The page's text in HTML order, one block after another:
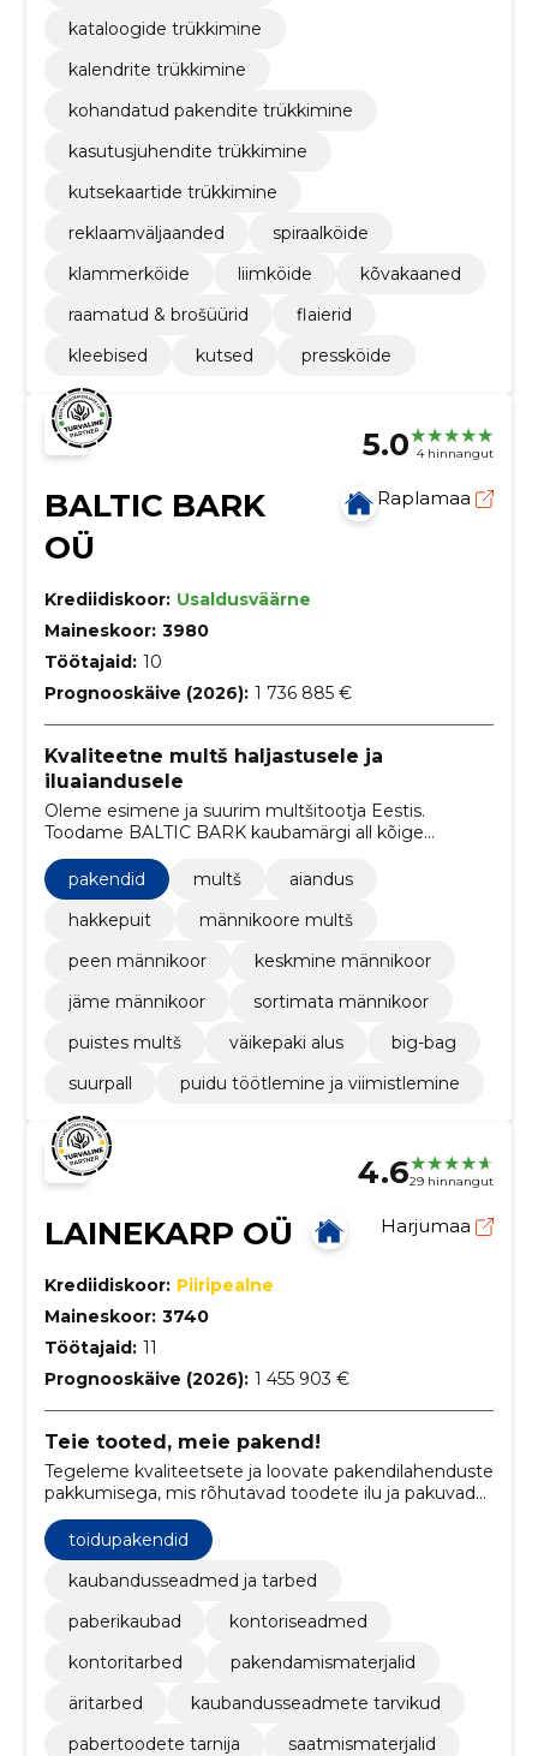
kataloogide trükkimine
kalendrite trükkimine
kohandatud pakendite trükkimine
kasutusjuhendite trükkimine
kutsekaartide trükkimine
reklaamväljaanded
spiraalköide
klammerköide
liimköide
kõvakaaned
raamatud & brošüürid
flaierid
kleebised
kutsed pressköide
5.0 4 hinnangut
BALTIC BARK
OÜ
Raplamaa
Krediidiskoor: Usaldusväärne
Maineskoor: 3980
Töötajaid: 10
Prognooskäive (2026): 1 736 885 €
Kvaliteetne multš haljastusele ja
iluaiandusele
Oleme esimene ja suurim multšitootja Eestis.
Toodame BALTIC BARK kaubamärgi all kõige
paremate omadustega orgaanilisi multše - puukoort
ja hakkepuitu
pakendid multš
aiandus
hakkepuit
männikoore multš
peen männikoor
keskmine männikoor
jäme männikoor
sortimata männikoor
puistes multš
väikepaki alus
big-bag
suurpall
puidu töötlemine ja viimistlemine
4.629 hinnangut
LAINEKARP OÜ Harjumaa
Krediidiskoor: Piiripealne
Maineskoor: 3740
Töötajaid: 11
Prognooskäive (2026): 1 455 903 €
Teie tooted, meie pakend!
Tegeleme kvaliteetsete ja loovate pakendilahenduste
pakkumisega, mis rõhutavad toodete ilu ja pakuvad
toidupakendid
kaubandusseadmed ja tarbed
paberikaubad
kontoriseadmed
kontoritarbed
pakendamismaterjalid
äritarbed
kaubandusseadmete tarvikud
pabertoodete tarnija
saatmismaterjalid